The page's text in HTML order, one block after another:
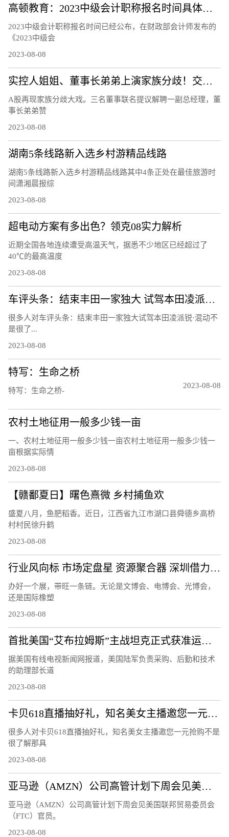
高顿教育：2023中级会计职称报名时间具体安排
2023中级会计职称报名时间已经公布，在财政部会计师发布的
《2023中级会
2023-08-08
实控人姐姐、董事长弟弟上演家族分歧！交易所连夜发函、股价开盘跌12％
A股再现家族分歧大戏。三名董事联名提议解聘一副总经理，董
事长弟弟赞
2023-08-08
湖南5条线路新入选乡村游精品线路
湖南5条线路新入选乡村游精品线路其中4条正处在最佳旅游时
间潇湘晨报综
2023-08-08
超电动方案有多出色？领克08实力解析
近期全国各地连续遭受高温天气，据悉不少地区已经超过了
40℃的最高温度
2023-08-08
车评头条：结束丰田一家独大 试驾本田凌派锐·混动
很多人对车评头条：结束丰田一家独大试驾本田凌派锐·混动不
是很了...
2023-08-08
特写：生命之桥
特写：生命之桥-
2023-08-08
农村土地征用一般多少钱一亩
一、农村土地征用一般多少钱一亩农村土地征用一般多少钱一
亩根据实际情
2023-08-08
【赣鄱夏日】曙色熹微 乡村捕鱼欢
盛夏八月，鱼肥稻香。近日，江西省九江市湖口县舜德乡高桥
村村民徐升鹤
2023-08-08
行业风向标 市场定盘星 资源聚合器 深圳借力会展打造产业发展活力场
办好一个展，带旺一条链。无论是文博会、电博会、光博会，
还是国际橡塑
2023-08-08
首批美国“艾布拉姆斯”主战坦克正式获准运往乌克兰
据美国有线电视新闻网报道，美国陆军负责采购、后勤和技术
的助理部长道
2023-08-08
卡贝618直播抽好礼，知名美女主播邀您一元抢购
很多人对卡贝618直播抽好礼，知名美女主播邀您一元抢购不是
很了解那具
2023-08-08
亚马逊（AMZN）公司高管计划下周会见美国联邦贸易委员会（FTC）官员
亚马逊（AMZN）公司高管计划下周会见美国联邦贸易委员会
（FTC）官员。
2023-08-08